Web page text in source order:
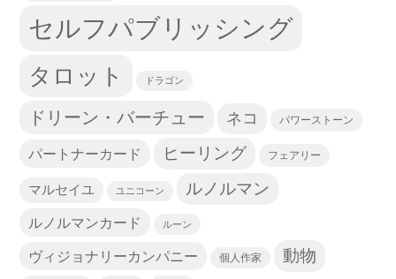
セルフパブリッシング
タロット ドラゴン
ドリーン・バーチュー ネコ パワーストーン
パートナーカード ヒーリング フェアリー
マルセイユ ユニコーン ルノルマン
ルノルマンカード ルーン
ヴィジョナリーカンパニー 個人作家 動物